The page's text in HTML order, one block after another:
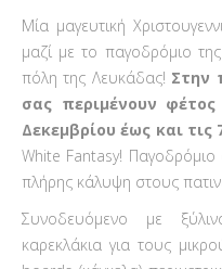
Μία μαγευτική
μαζί με το παγοδρόμιο
πόλη της Λευκάδας! Στην
σας περιμένουν
Δεκεμβρίου έως και τις
White Fantasy!
πλήρης κάλυψη στους
Συνοδευόμενο με
καρεκλάκια για τους